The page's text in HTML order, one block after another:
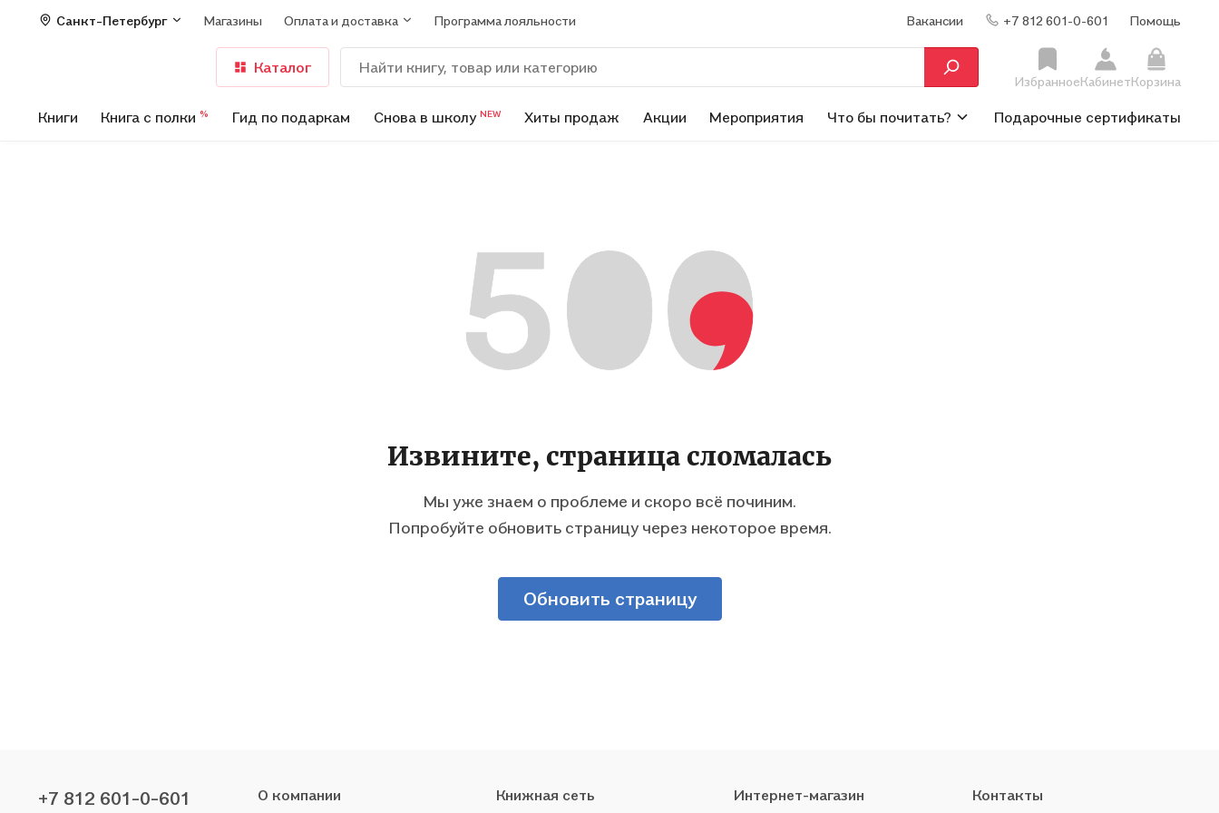
Санкт-Петербург Магазины Оплата и доставка Программа лояльности Вакансии +7 812 601-0-601 Помощь
Каталог
ИзбранноеКабинетКорзина
Книги Книга с полки % Гид по подаркам Снова в школу NEW Хиты продаж Акции Мероприятия Что бы почитать? Подарочные сертификаты
Извините, страница сломалась
Мы уже знаем о проблеме и скоро всё починим.
Попробуйте обновить страницу через некоторое время.
Обновить страницу
+7 812 601-0-601 О компании Книжная сеть Интернет-магазин Контакты